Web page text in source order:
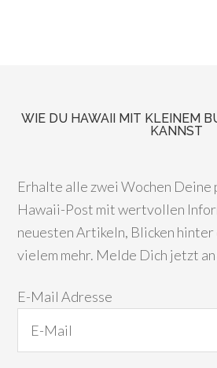
WIE DU HAWAII MIT KLEINEM
ANNST
Erhalte alle zwei Wochen Deine
Hawaii-Post mit wertvollen
neuesten Artikeln, Blicken hinter
vielem mehr. Melde Dich jetzt
E-Mail Adresse